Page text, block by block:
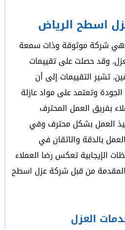
اسطح الرياض
شركة موثوقة وذات سمعة
وقد حصلت على تقييمات
تشير التقييمات إلى أن
وتعتمد على مواد عازلة
بفريق العمل المحترف
العمل بشكل محترف وفي
بالدقة والاتقان في
الإيجابية تعكس رضا العملاء
من قبل شركة عزل اسطح
العزل